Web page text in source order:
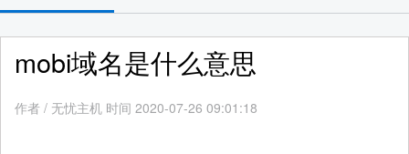
mobi域名是什么意思
作者 / 无忧主机 时间 2020-07-26 09:01:18